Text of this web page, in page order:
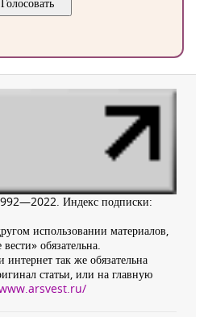
Индекс подписки:
использовании материалов,
обязательна.
так же обязательна
статьи, или на главную